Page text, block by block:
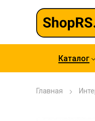
Каталог
Главная